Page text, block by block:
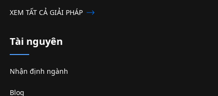
XEM TẤT CẢ GIẢI PHÁP
Tài nguyên
Nhận định ngành
Blog